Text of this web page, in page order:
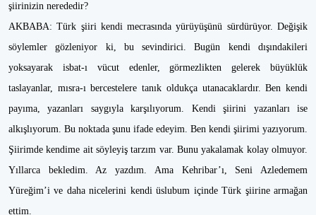
şiirinizin nerededir?
AKBABA: Türk şiiri kendi mecrasında yürüyüşünü sürdürüyor. Değişik
söylemler gözleniyor ki, bu sevindirici. Bugün kendi dışındakileri
yoksayarak isbat-ı vücut edenler, görmezlikten gelerek büyüklük
taslayanlar, mısra-ı bercestelere tanık oldukça utanacaklardır. Ben kendi
payıma, yazanları saygıyla karşılıyorum. Kendi şiirini yazanları ise
alkışlıyorum. Bu noktada şunu ifade edeyim. Ben kendi şiirimi yazıyorum.
Şiirimde kendime ait söyleyiş tarzım var. Bunu yakalamak kolay olmuyor.
Yıllarca bekledim. Az yazdım. Ama Kehribar’ı, Seni Azledemem
Yüreğim’i ve daha nicelerini kendi üslubum içinde Türk şiirine armağan
ettim.